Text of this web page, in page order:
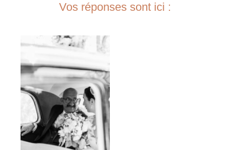
Vos réponses sont ici :